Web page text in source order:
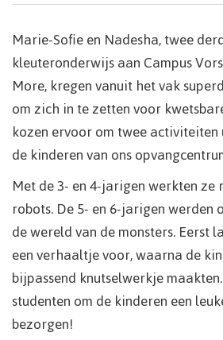
Marie-Sofie en Nadesha, twee
kleuteronderwijs aan Campus
More, kregen vanuit het vak
om zich in te zetten voor
kozen ervoor om twee
de kinderen van ons
Met de 3- en 4-jarigen werkten ze
robots. De 5- en 6-jarigen werden
de wereld van de monsters. Eerst
een verhaaltje voor, waarna de
bijpassend knutselwerkje
studenten om de kinderen een
bezorgen!